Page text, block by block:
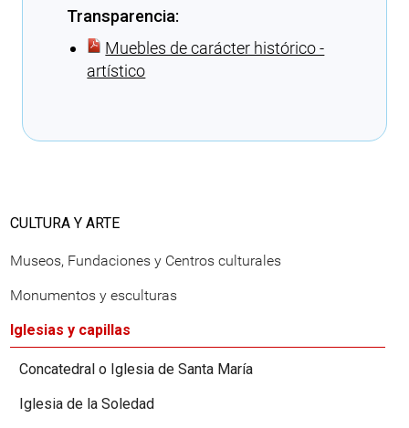
Transparencia:
Muebles de carácter histórico -
artístico
CULTURA Y ARTE
Museos, Fundaciones y Centros culturales
Monumentos y esculturas
Iglesias y capillas
Concatedral o Iglesia de Santa María
Iglesia de la Soledad